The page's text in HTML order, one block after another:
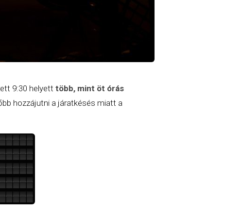
9:30 helyett több, mint öt órás
hozzájutni a járatkésés miatt a